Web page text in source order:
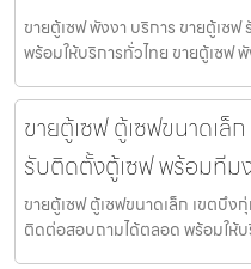
ขายตู้เซฟ พังงา บริการ ขายตู้เ
พร้อมให้บริการทั่วไทย ขายตู้เซฟ
ขายตู้เซฟ ตู้เซฟขนาดเล็
รับติดตั้งตู้เซฟ พร้อมทีม
ขายตู้เซฟ ตู้เซฟขนาดเล็ก เขตบึ
ติดต่อสอบถามได้ตลอด พร้อมให้บ